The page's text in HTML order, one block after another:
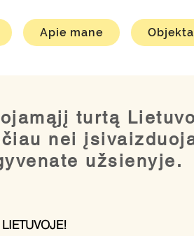
Apie mane
turtą
nei
užsienyje.